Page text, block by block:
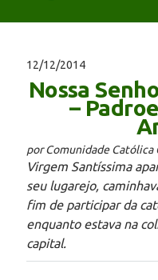
12/12/2014
Nossa
–
por Comunidade Católica
Virgem Santíssima
seu lugarejo,
fim de participar da
enquanto estava na
capital.